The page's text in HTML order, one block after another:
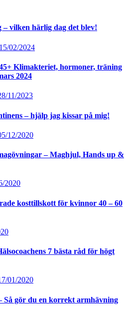
– vilken härlig dag det blev!
15/02/2024
Klimakteriet, hormoner, träning
2024
11/2023
– hjälp jag kissar på mig!
12/2020
– Maghjul, Hands up &
2020
kosttillskott för kvinnor 40 – 60
7 bästa råd för högt
01/2020
Så gör du en korrekt armhävning